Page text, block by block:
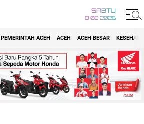
SABTU
8 08 2026
PEMERINTAH ACEH ACEH ACEH BESAR